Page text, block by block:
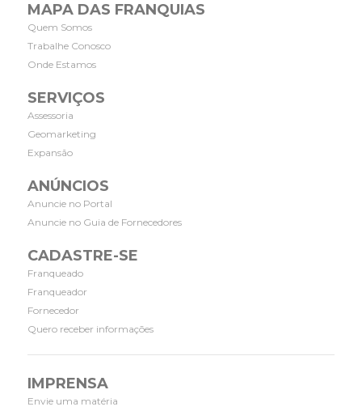
MAPA DAS FRANQUIAS
Quem Somos
Trabalhe Conosco
Onde Estamos
SERVIÇOS
Assessoria
Geomarketing
Expansão
ANÚNCIOS
Anuncie no Portal
Anuncie no Guia de Fornecedores
CADASTRE-SE
Franqueado
Franqueador
Fornecedor
Quero receber informações
IMPRENSA
Envie uma matéria